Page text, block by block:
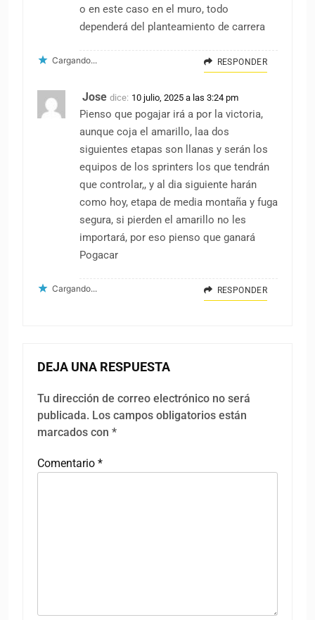
o en este caso en el muro, todo
dependerá del planteamiento de carrera
Cargando... RESPONDER
Jose dice: 10 julio, 2025 a las 3:24 pm
Pienso que pogajar irá a por la victoria,
aunque coja el amarillo, laa dos
siguientes etapas son llanas y serán los
equipos de los sprinters los que tendrán
que controlar,, y al dia siguiente harán
como hoy, etapa de media montaña y fuga
segura, si pierden el amarillo no les
importará, por eso pienso que ganará
Pogacar
Cargando... RESPONDER
DEJA UNA RESPUESTA
Tu dirección de correo electrónico no será
publicada. Los campos obligatorios están
marcados con *
Comentario *